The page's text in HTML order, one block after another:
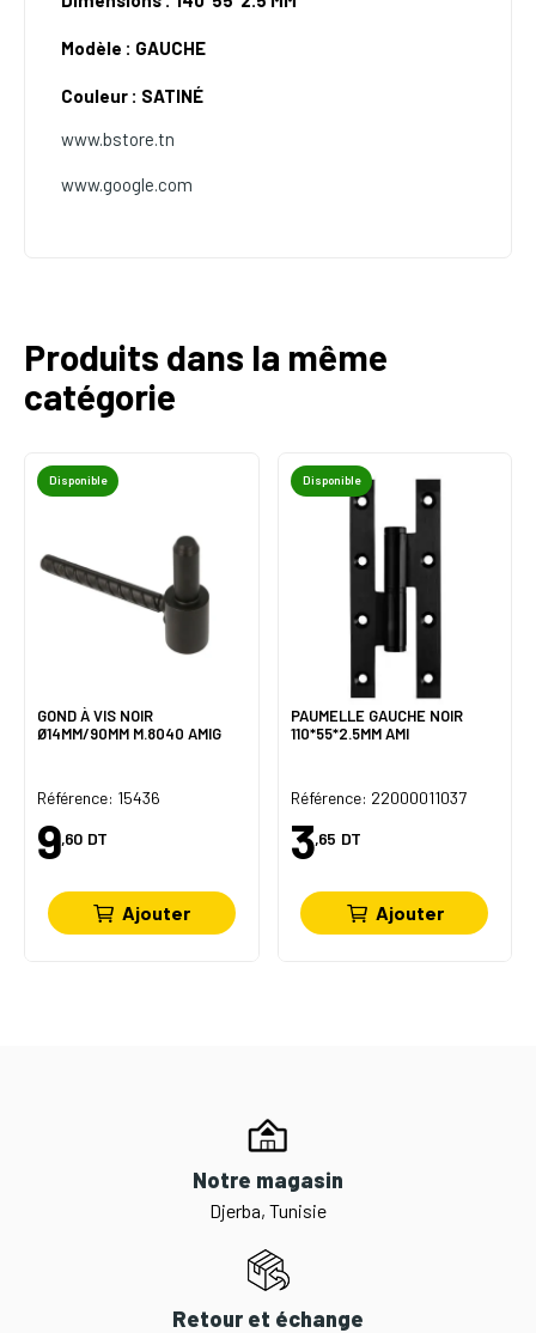
Modèle : GAUCHE
Couleur : SATINÉ
www.bstore.tn
www.google.com
Produits dans la même
catégorie
Disponible
GOND À VIS NOIR
Ø14MM/90MM M.8040 AMIG
Référence: 15436
9,60 DT
Ajouter
Disponible
PAUMELLE GAUCHE NOIR
110*55*2.5MM AMI
Référence: 22000011037
3,65 DT
Ajouter
Notre magasin
Djerba, Tunisie
Retour et échange